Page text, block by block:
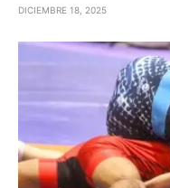
DICIEMBRE 18, 2025